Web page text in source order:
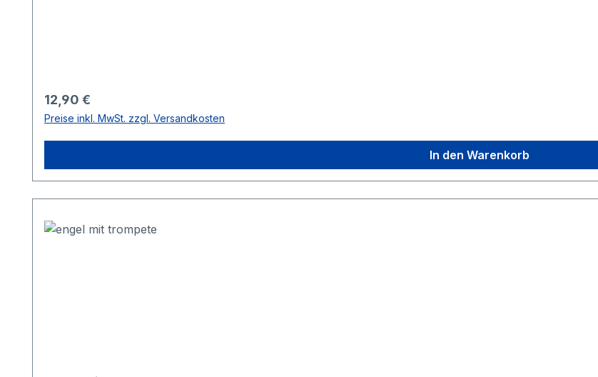
Regulärer Preis:
12,90 €
Preise inkl. MwSt. zzgl. Versandkosten
In den Warenkorb